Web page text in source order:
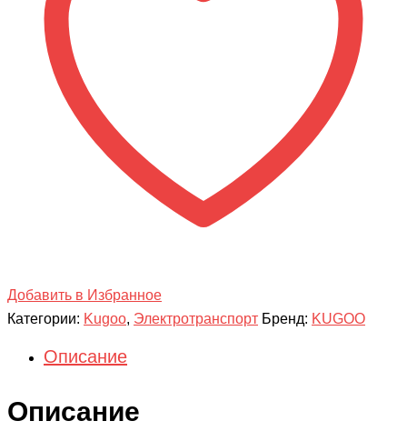
Добавить в Избранное
Категории: Kugoo, Электротранспорт Бренд: KUGOO
Описание
Описание